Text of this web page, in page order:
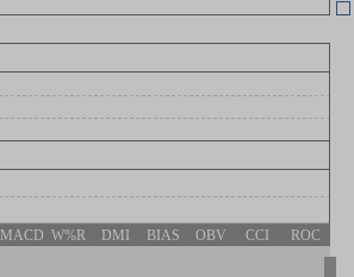
MACD W%R DMI BIAS OBV CCI ROC